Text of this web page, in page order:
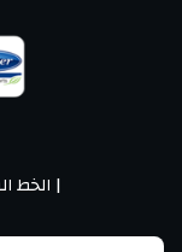
| الخط